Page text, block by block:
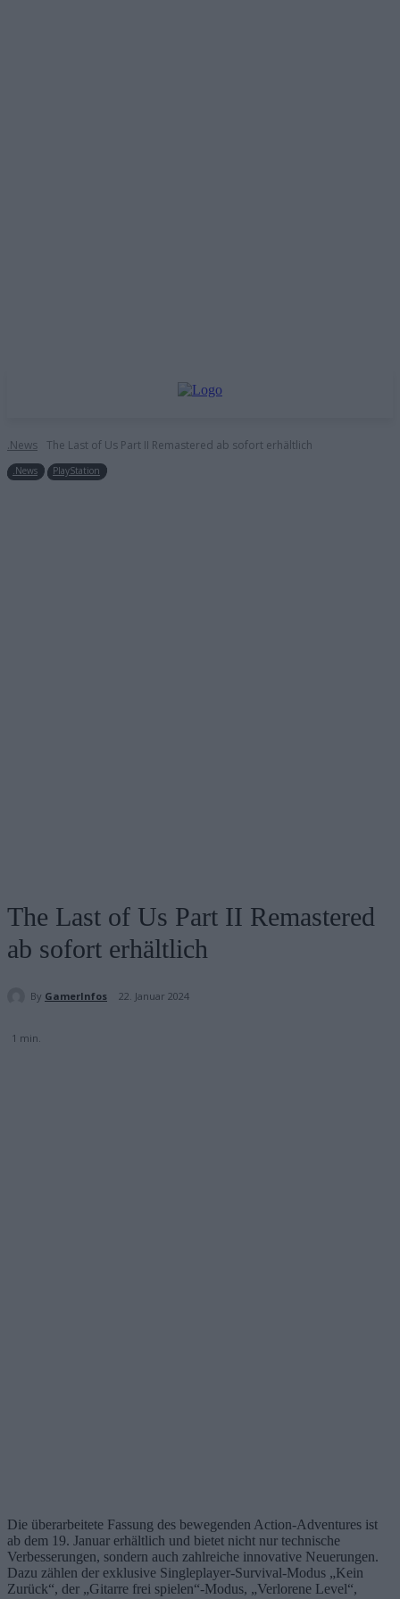
.News The Last of Us Part II Remastered ab sofort erhältlich
.News PlayStation
The Last of Us Part II Remastered
ab sofort erhältlich
By GamerInfos 22. Januar 2024
1 min.
Die überarbeitete Fassung des bewegenden Action-Adventures ist
ab dem 19. Januar erhältlich und bietet nicht nur technische
Verbesserungen, sondern auch zahlreiche innovative Neuerungen.
Dazu zählen der exklusive Singleplayer-Survival-Modus „Kein
Zurück“, der „Gitarre frei spielen“-Modus, „Verlorene Level“,